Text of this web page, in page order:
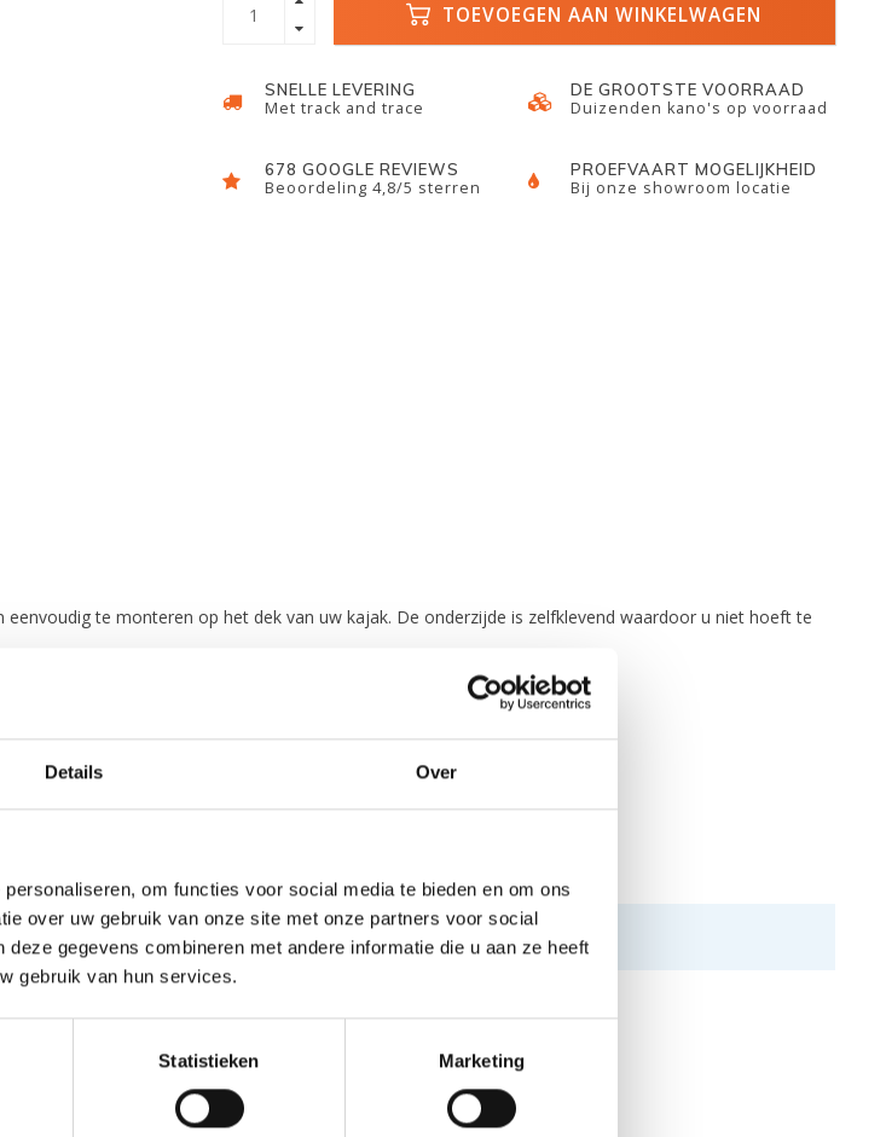
Details Over
om functies voor social media te bieden en om ons
over uw gebruik van onze site met onze partners voor social
gegevens combineren met andere informatie die u aan ze heeft
gebruik van hun services.
Statistieken Marketing
TOEVOEGEN AAN WINKELWAGEN
SNELLE LEVERING
Met track and trace
DE GROOTSTE VOORRAAD
Duizenden kano's op voorraad
678 GOOGLE REVIEWS
Beoordeling 4,8/5 sterren
PROEFVAART MOGELIJKHEID
Bij onze showroom locatie
te monteren op het dek van uw kajak. De onderzijde is zelfklevend waardoor u niet hoeft te
TOEVOEGEN